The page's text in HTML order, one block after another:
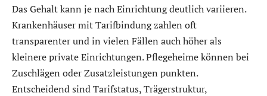
Das Gehalt kann je nach Einrichtung deutlich variieren.
Krankenhäuser mit Tarifbindung zahlen oft
transparenter und in vielen Fällen auch höher als
kleinere private Einrichtungen. Pflegeheime können bei
Zuschlägen oder Zusatzleistungen punkten.
Entscheidend sind Tarifstatus, Trägerstruktur,